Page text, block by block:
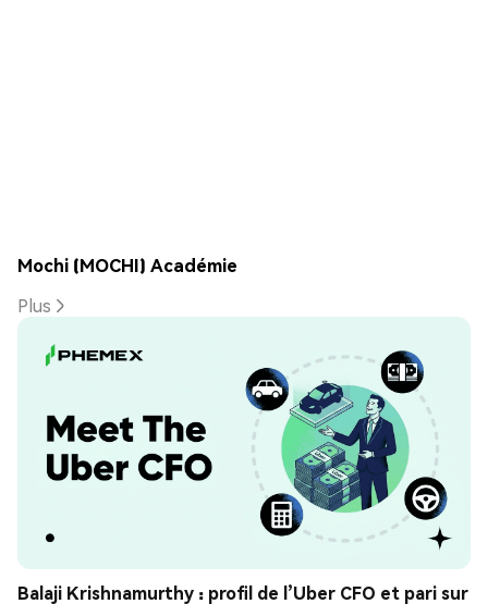
Mochi (MOCHI) Académie
Plus
Balaji Krishnamurthy : profil de l’Uber CFO et pari sur